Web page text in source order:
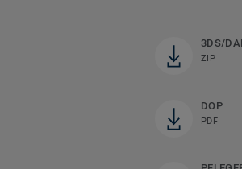
3DS/
ZIP
DOP
PDF